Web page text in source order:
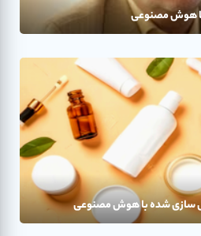
هوش مصنوعی
سازی شده با هوش مصنوعی